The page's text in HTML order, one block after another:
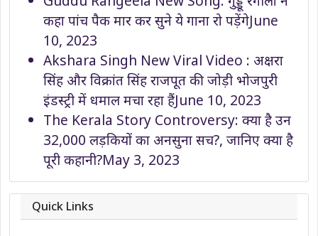
कहा पांच पैक मार कर सुने ये गाना रो पड़ेंगेJune
10, 2023
Akshara Singh New Viral Video : अक्षरा
सिंह और विक्रांत सिंह राजपूत की जोड़ी भोजपुरी
इंडस्ट्री में धमाल मचा रहा हैंJune 10, 2023
The Kerala Story Controversy: क्या है उन
32,000 लड़कियों का अनसुना सच?, जानिए क्या है
पूरी कहानी?May 3, 2023
Quick Links